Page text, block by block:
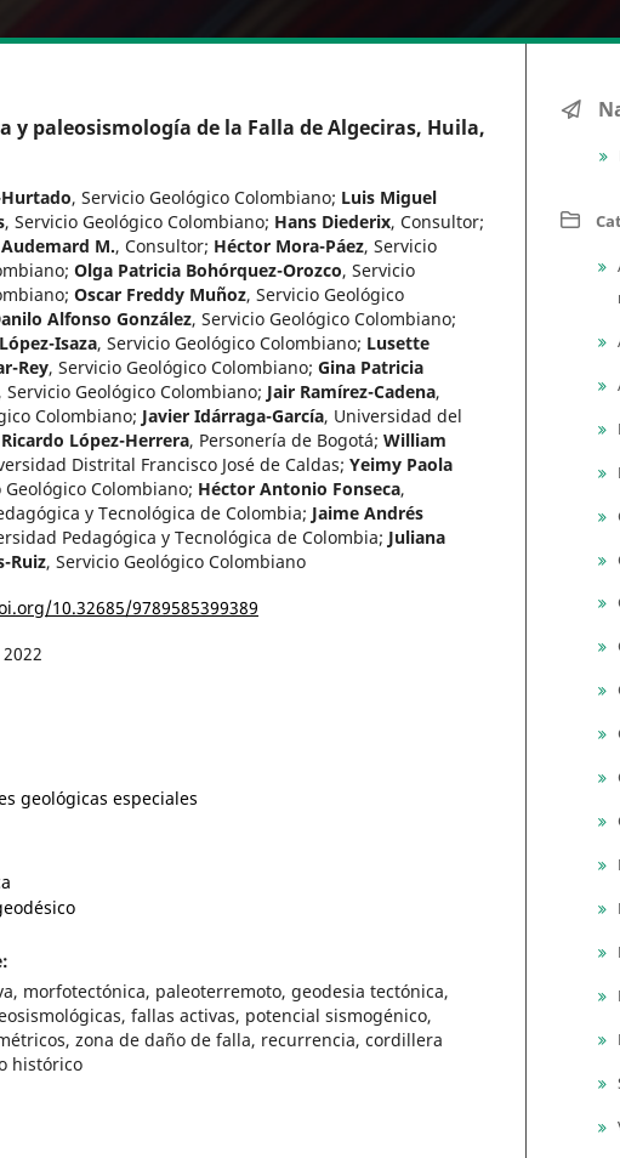
y paleosismología de la Falla de Algeciras, Huila,
, Servicio Geológico Colombiano; Luis Miguel
, Servicio Geológico Colombiano; Hans Diederix, Consultor;
M., Consultor; Héctor Mora-Páez, Servicio
; Olga Patricia Bohórquez-Orozco, Servicio
; Oscar Freddy Muñoz, Servicio Geológico
Alfonso González, Servicio Geológico Colombiano;
Isaza, Servicio Geológico Colombiano; Lusette
Rey, Servicio Geológico Colombiano; Gina Patricia
, Servicio Geológico Colombiano; Jair Ramírez-Cadena,
Colombiano; Javier Idárraga-García, Universidad del
López-Herrera, Personería de Bogotá; William
Distrital Francisco José de Caldas; Yeimy Paola
Geológico Colombiano; Héctor Antonio Fonseca,
y Tecnológica de Colombia; Jaime Andrés
Pedagógica y Tecnológica de Colombia; Juliana
Ruiz, Servicio Geológico Colombiano
10.32685/9789585399389
geológicas especiales
morfotectónica, paleoterremoto, geodesia tectónica,
fallas activas, potencial sismogénico,
zona de daño de falla, recurrencia, cordillera
histórico